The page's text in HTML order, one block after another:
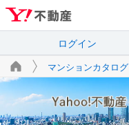
ログイン
マンションカタログ